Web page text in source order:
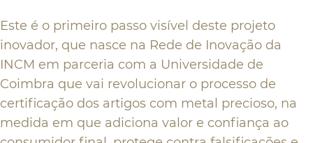
Este é o primeiro passo visível deste projeto
inovador, que nasce na Rede de Inovação da
INCM em parceria com a Universidade de
Coimbra que vai revolucionar o processo de
certificação dos artigos com metal precioso, na
medida em que adiciona valor e confiança ao